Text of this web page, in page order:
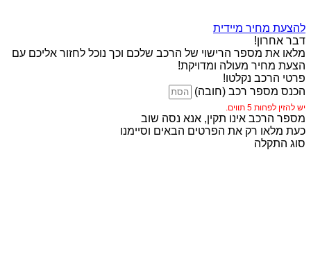
להצעת מחיר מיידית
דבר אחרון!
מלאו את מספר הרישוי של הרכב שלכם וכך נוכל לחזור אליכם עם
הצעת מחיר מעולה ומדויקת!
פרטי הרכב נקלטו!
הכנס מספר רכב (חובה)
יש להזין לפחות 5 תווים.
מספר הרכב אינו תקין, אנא נסה שוב
כעת מלאו רק את הפרטים הבאים וסיימנו
סוג התקלה